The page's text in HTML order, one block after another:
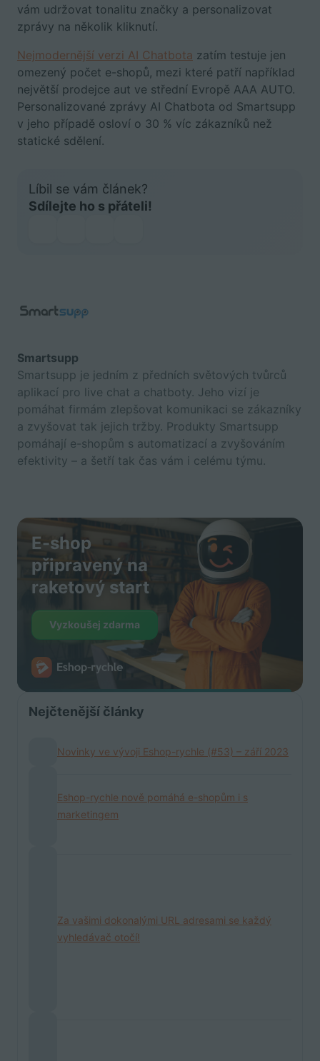
vám udržovat tonalitu značky a personalizovat
zprávy na několik kliknutí.
Nejmodernější verzi AI Chatbota zatím testuje jen
omezený počet e-shopů, mezi které patří například
největší prodejce aut ve střední Evropě AAA AUTO.
Personalizované zprávy AI Chatbota od Smartsupp
v jeho případě osloví o 30 % víc zákazníků než
statické sdělení.
Líbil se vám článek?
Sdílejte ho s přáteli!
Smartsupp
Smartsupp je jedním z předních světových tvůrců
aplikací pro live chat a chatboty. Jeho vizí je
pomáhat firmám zlepšovat komunikaci se zákazníky
a zvyšovat tak jejich tržby. Produkty Smartsupp
pomáhají e-shopům s automatizací a zvyšováním
efektivity –⁠ a šetří tak čas vám i celému týmu.
E-shop
připravený na
raketový start
Vyzkoušej zdarma
Nejčtenější články
Novinky ve vývoji Eshop-rychle (#53) – září 2023
Eshop-rychle nově pomáhá e-shopům i s
marketingem
Za vašimi dokonalými URL adresami se každý
vyhledávač otočí!